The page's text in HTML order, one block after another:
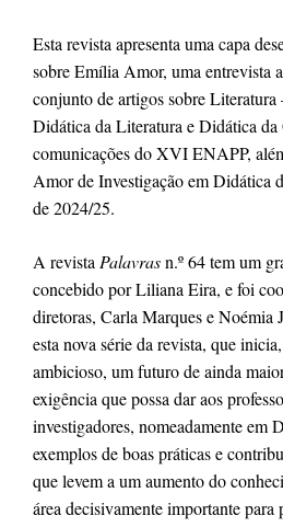
Esta revista apresenta uma capa
sobre Emília Amor, uma entrevista
conjunto de artigos sobre Literatura
Didática da Literatura e Didática da
comunicações do XVI ENAPP,
Amor de Investigação em Didática
de 2024/25.
A revista Palavrasn.º 64 tem um
concebido por Liliana Eira, e foi
diretoras, Carla Marques e Noémia
esta nova série da revista, que
ambicioso, um futuro de ainda
exigência que possa dar aos
investigadores, nomeadamente em
exemplos de boas práticas e
que levem a um aumento do
área decisivamente importante para